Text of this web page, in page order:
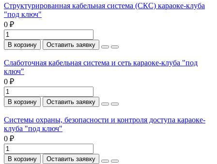
Структурированная кабельная система (СКС) караоке-клуба
"под ключ"
0 ₽
В корзину Оставить заявку
Слаботочная кабельная система и сеть караоке-клуба "под
ключ"
0 ₽
В корзину Оставить заявку
Системы охраны, безопасности и контроля доступа караоке-
клуба "под ключ"
0 ₽
В корзину Оставить заявку